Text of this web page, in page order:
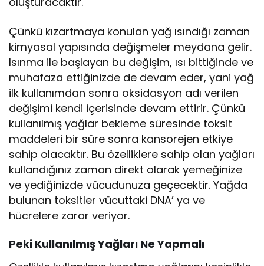
Çünkü kızartmaya konulan yağ ısındığı zaman
kimyasal yapısında değişmeler meydana gelir.
Isınma ile başlayan bu değişim, ısı bittiğinde ve
muhafaza ettiğinizde de devam eder, yani yağ
ilk kullanımdan sonra oksidasyon adı verilen
değişimi kendi içerisinde devam ettirir. Çünkü
kullanılmış yağlar bekleme süresinde toksit
maddeleri bir süre sonra kansorejen etkiye
sahip olacaktır. Bu özelliklere sahip olan yağları
kullandığınız zaman direkt olarak yemeğinize
ve yediğinizde vücudunuza geçecektir. Yağda
bulunan toksitler vücuttaki DNA’ ya ve
hücrelere zarar veriyor.
Peki Kullanılmış Yağları Ne Yapmalı